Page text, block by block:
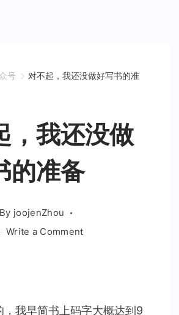
号
对不起，我还没做好写书的准
，我还没做
的准备
By joojenZhou
Write a Commenton
还
，我早简书上码字大概达到9